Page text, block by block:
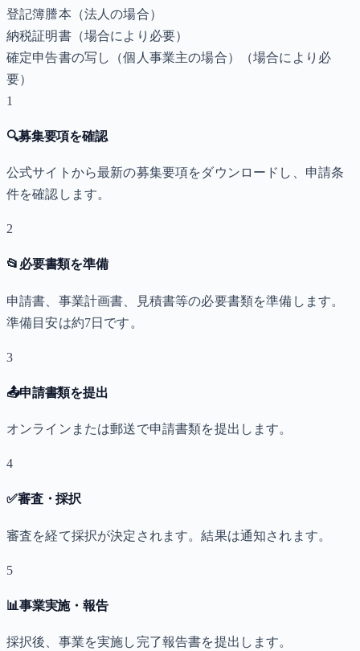
登記簿謄本（法人の場合）
納税証明書（場合により必要）
確定申告書の写し（個人事業主の場合）
（場合により必
要）
1
🔍募集要項を確認
公式サイトから最新の募集要項をダウンロードし、申請条
件を確認します。
2
📂 必要書類を準備
申請書、事業計画書、見積書等の必要書類を準備します。
準備目安は約7日です。
3
📤申請書類を提出
オンラインまたは郵送で申請書類を提出します。
4
✅審査・採択
審査を経て採択が決定されます。結果は通知されます。
5
📊事業実施・報告
採択後、事業を実施し完了報告書を提出します。